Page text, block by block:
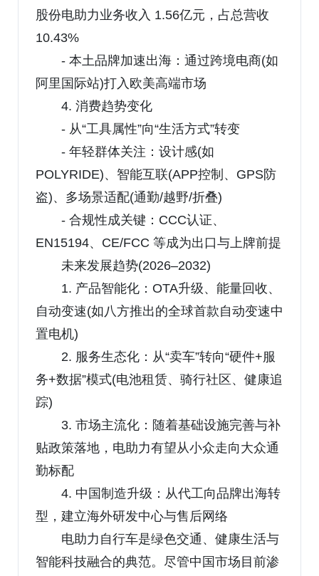
股份电助力业务收入 1.56亿元，占总营收
10.43%
- 本土品牌加速出海：通过跨境电商(如
阿里国际站)打入欧美高端市场
4. 消费趋势变化
- 从“工具属性”向“生活方式”转变
- 年轻群体关注：设计感(如
POLYRIDE)、智能互联(APP控制、GPS防
盗)、多场景适配(通勤/越野/折叠)
- 合规性成关键：CCC认证、
EN15194、CE/FCC 等成为出口与上牌前提
未来发展趋势(2026–2032)
1. 产品智能化：OTA升级、能量回收、
自动变速(如八方推出的全球首款自动变速中
置电机)
2. 服务生态化：从“卖车”转向“硬件+服
务+数据”模式(电池租赁、骑行社区、健康追
踪)
3. 市场主流化：随着基础设施完善与补
贴政策落地，电助力有望从小众走向大众通
勤标配
4. 中国制造升级：从代工向品牌出海转
型，建立海外研发中心与售后网络
电助力自行车是绿色交通、健康生活与
智能科技融合的典范。尽管中国市场目前渗